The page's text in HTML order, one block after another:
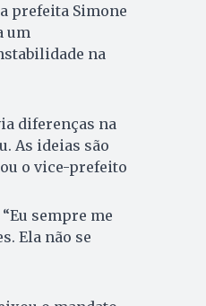
prefeita Simone
um
na
diferenças na
As ideias são
o vice-prefeito
sempre me
Ela não se